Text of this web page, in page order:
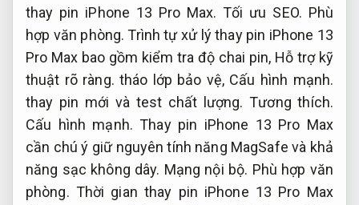
thay pin iPhone 13 Pro Max.Tối ưu SEO. Phù
hợp văn phòng. Trình tự xử lý thay pin iPhone 13
Pro Max bao gồm kiểm tra độ chai pin, Hỗ trợ kỹ
thuật rõ ràng. tháo lớp bảo vệ, Cấu hình mạnh.
thay pin mới và test chất lượng.Tương thích.
Cấu hình mạnh. Thay pin iPhone 13 Pro Max
cần chú ý giữ nguyên tính năng MagSafe và khả
năng sạc không dây. Mạng nội bộ. Phù hợp văn
phòng. Thời gian thay pin iPhone 13 Pro Max